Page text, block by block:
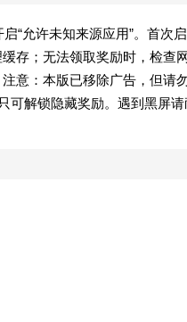
“允许未知来源应用”。首次
存；无法领取奖励时，检查
意：本版已移除广告，但请
解锁隐藏奖励。遇到黑屏